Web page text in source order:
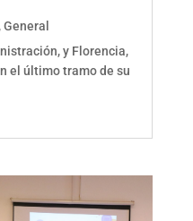
General
y Florencia,
el último tramo de su